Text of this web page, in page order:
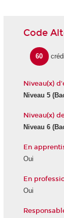
Code
60
Niveau(x)
Niveau 5
Niveau(x)
Niveau 6
En
Oui
En
Oui